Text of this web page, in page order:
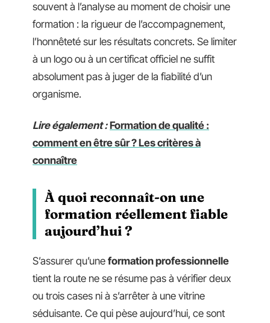
souvent à l’analyse au moment de choisir une
formation : la rigueur de l’accompagnement,
l’honnêteté sur les résultats concrets. Se limiter
à un logo ou à un certificat officiel ne suffit
absolument pas à juger de la fiabilité d’un
organisme.
Lire également : Formation de qualité :
comment en être sûr ? Les critères à
connaître
À quoi reconnaît-on une
formation réellement fiable
aujourd’hui ?
S’assurer qu’une formation professionnelle
tient la route ne se résume pas à vérifier deux
ou trois cases ni à s’arrêter à une vitrine
séduisante. Ce qui pèse aujourd’hui, ce sont